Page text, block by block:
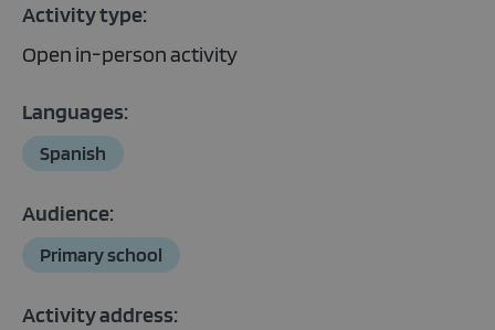
Activity type:
Open in-person activity
Languages:
Spanish
Audience:
Primary school
Activity address: